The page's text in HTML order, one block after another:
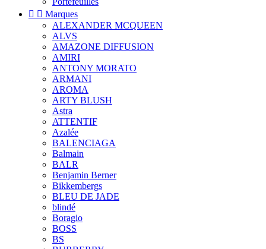
  Marques
ALEXANDER MCQUEEN
ALVS
AMAZONE DIFFUSION
AMIRI
ANTONY MORATO
ARMANI
AROMA
ARTY BLUSH
Astra
ATTENTIF
Azalée
BALENCIAGA
Balmain
BALR
Benjamin Berner
Bikkembergs
BLEU DE JADE
blindé
Boragio
BOSS
BS